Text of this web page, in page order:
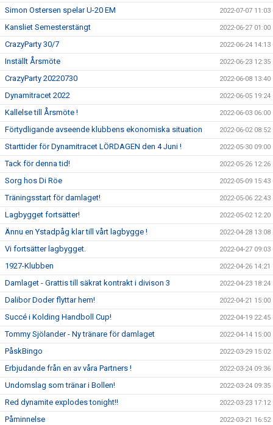
Simon Ostersen spelar U-20 EM 2022-07-07 11:03
Kansliet Semesterstängt 2022-06-27 01:00
CrazyParty 30/7 2022-06-24 14:13
Inställt Årsmöte 2022-06-23 12:35
CrazyParty 20220730 2022-06-08 13:40
Dynamitracet 2022 2022-06-05 19:24
Kallelse till Årsmöte ! 2022-06-03 06:00
Förtydligande avseende klubbens ekonomiska situation 2022-06-02 08:52
Starttider för Dynamitracet LÖRDAGEN den 4 Juni ! 2022-05-30 09:00
Tack för denna tid! 2022-05-26 12:26
Sorg hos Di Röe 2022-05-09 15:43
Träningsstart för damlaget! 2022-05-06 22:43
Lagbygget fortsätter! 2022-05-02 12:20
Ännu en Ystadpåg klar till vårt lagbygge ! 2022-04-28 13:08
Vi fortsätter lagbygget. 2022-04-27 09:03
1927-Klubben 2022-04-26 14:21
Damlaget - Grattis till säkrat kontrakt i divison 3 2022-04-23 18:24
Dalibor Doder flyttar hem! 2022-04-21 15:00
Succé i Kolding Handboll Cup! 2022-04-19 22:45
Tommy Sjölander - Ny tränare för damlaget 2022-04-14 15:00
PåskBingo 2022-03-29 15:02
Erbjudande från en av våra Partners ! 2022-03-24 09:36
Undomslag som tränar i Bollen! 2022-03-24 09:35
Red dynamite explodes tonight!! 2022-03-23 17:12
Påminnelse 2022-03-21 16:52